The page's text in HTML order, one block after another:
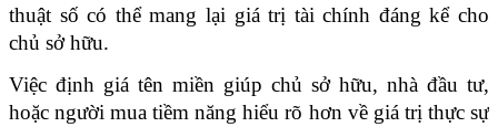
thuật số có thể mang lại giá trị tài chính đáng kể cho
chủ sở hữu.
Việc định giá tên miền giúp chủ sở hữu, nhà đầu tư,
hoặc người mua tiềm năng hiểu rõ hơn về giá trị thực sự